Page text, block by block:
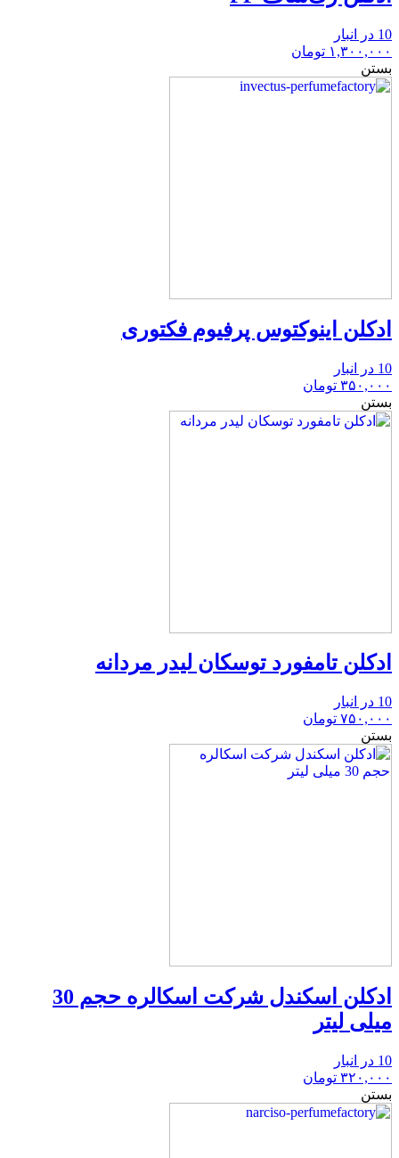
10 در انبار
۱,۳۰۰,۰۰۰ تومان
بستن
ادکلن اینوکتوس پرفیوم فکتوری
10 در انبار
۳۵۰,۰۰۰ تومان
بستن
ادکلن تامفورد توسکان لیدر مردانه
10 در انبار
۷۵۰,۰۰۰ تومان
بستن
ادکلن اسکندل شرکت اسکالره حجم 30
میلی لیتر
10 در انبار
۳۲۰,۰۰۰ تومان
بستن